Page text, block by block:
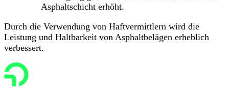
Asphaltschicht erhöht.
Durch die Verwendung von Haftvermittlern wird die
Leistung und Haltbarkeit von Asphaltbelägen erheblich
verbessert.